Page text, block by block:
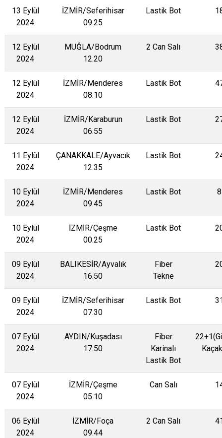
13 Eylül
2024
İZMİR/Seferihisar
09.25
Lastik Bot
12 Eylül
2024
MUĞLA/Bodrum
12.20
2 Can Salı
12 Eylül
2024
İZMİR/Menderes
08.10
Lastik Bot
12 Eylül
2024
İZMİR/Karaburun
06.55
Lastik Bot
11 Eylül
2024
ÇANAKKALE/Ayvacık
12.35
Lastik Bot
10 Eylül
2024
İZMİR/Menderes
09.45
Lastik Bot 8
10 Eylül
2024
İZMİR/Çeşme
00.25
Lastik Bot
09 Eylül
2024
BALIKESİR/Ayvalık
16.50
Fiber
Tekne
09 Eylül
2024
İZMİR/Seferihisar
07.30
Lastik Bot
07 Eylül
2024
AYDIN/Kuşadası
17.50
Fiber
Karinalı
Lastik Bot
07 Eylül
2024
İZMİR/Çeşme
05.10
Can Salı
06 Eylül
2024
İZMİR/Foça
09.44
2 Can Salı